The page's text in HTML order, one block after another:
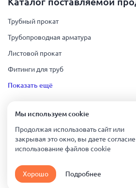
Трубный прокат
Трубопроводная арматура
Листовой прокат
Фитинги для труб
Показать ещё
Урал Тех Экспорт — Казахстан © 2019-
Все права защищены. Копирование
Карта сайта
Политика конфиденциальности
Мы используем сookie
Продолжая использовать сайт или
закрывая это окно, вы даете
использование файлов сookie
Хорошо Подробнее